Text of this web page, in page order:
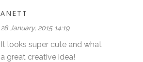
ANETT
28 January, 2015 14:19
It looks super cute and what
a great creative idea!